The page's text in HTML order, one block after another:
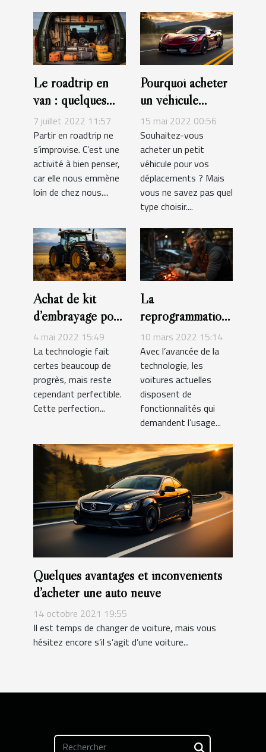
Le roadtrip en
van : quelques
accessoires
indispensables
7 juillet 2022 11:57
Partir en roadtrip ne
s’improvise. C’est une
activité à bien penser,
car elle nous emmène
loin de chez nous....
Pourquoi acheter
un véhicule
sportif ?
15 mai 2022 00:56
Souhaitez-vous
acheter un petit
véhicule pour vos
déplacements ? Mais
vous ne savez pas quel
type choisir....
Achat de kit
d’embrayage pour
tracteur : que
faut-il savoir ?
4 mai 2022 15:49
La technologie fait
certes beaucoup de
progrès, mais reste
cependant perfectible.
Cette perfection...
La
reprogrammation
auto : tout ce qu’il
faut savoir
10 mars 2022 15:14
Avec l’avancée de la
technologie, les
voitures actuelles
disposent de
fonctionnalités qui
demandent l’usage...
Quelques avantages et inconvénients
d’acheter une auto neuve
14 octobre 2021 19:55
Il est temps de changer de voiture, mais vous
hésitez encore s’il s’agit d’une voiture...